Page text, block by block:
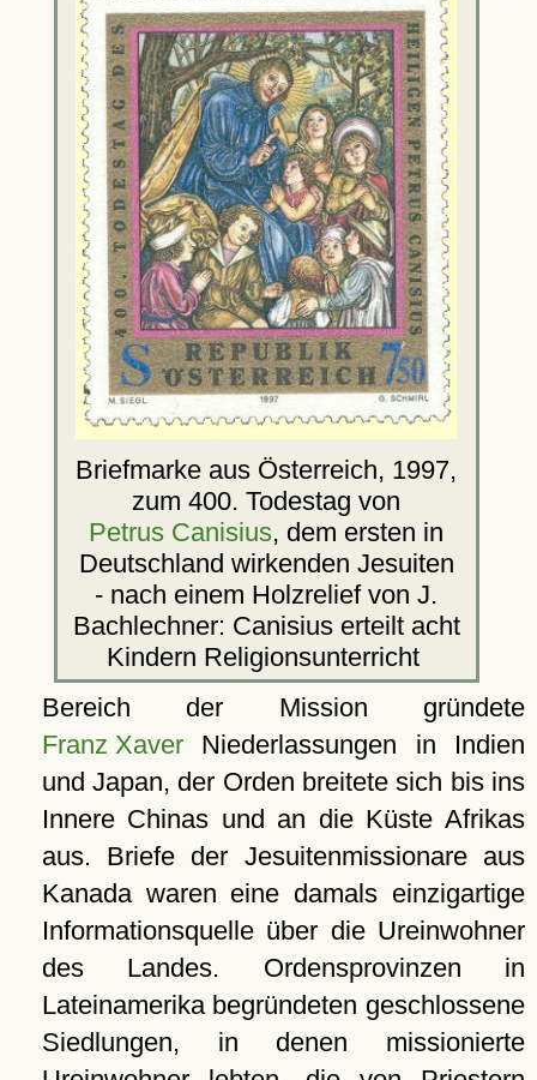
Briefmarke aus Österreich, 1997,
zum 400. Todestag von
Petrus Canisius, dem ersten in
Deutschland wirkenden Jesuiten
- nach einem Holzrelief von J.
Bachlechner: Canisius erteilt acht
Kindern Religionsunterricht
Bereich der Mission gründete
Franz XaverNiederlassungen in Indien
und Japan, der Orden breitete sich bis ins
Innere Chinas und an die Küste Afrikas
aus. Briefe der Jesuitenmissionare aus
Kanada waren eine damals einzigartige
Informationsquelle über die Ureinwohner
des Landes. Ordensprovinzen in
Lateinamerika begründeten geschlossene
Siedlungen, in denen missionierte